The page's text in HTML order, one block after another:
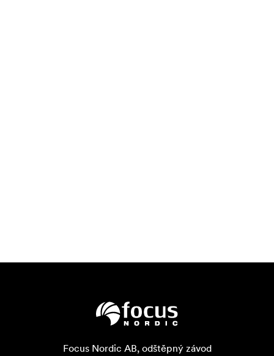
Focus Nordic AB, odštěpný závod